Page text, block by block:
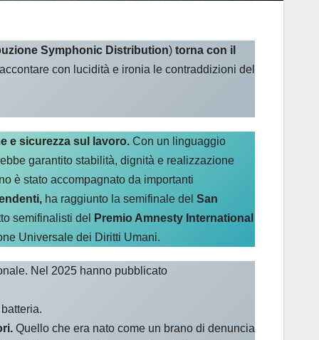
Symphonic Distribution) torna con il
con lucidità e ironia le contraddizioni del
e sicurezza sul lavoro. Con un linguaggio
garantito stabilità, dignità e realizzazione
è stato accompagnato da importanti
ha raggiunto la semifinale del San
semifinalisti del
Premio Amnesty International
Universale dei Diritti Umani.
Nel 2025 hanno pubblicato
Quello che era nato come un brano di denuncia